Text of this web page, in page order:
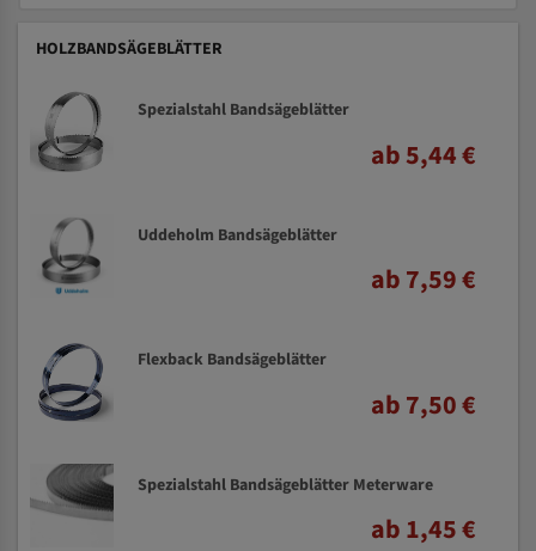
HOLZBANDSÄGEBLÄTTER
Spezialstahl Bandsägeblätter
ab 5,44 €
Uddeholm Bandsägeblätter
ab 7,59 €
Flexback Bandsägeblätter
ab 7,50 €
Spezialstahl Bandsägeblätter Meterware
ab 1,45 €